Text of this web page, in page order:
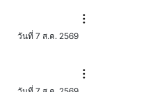
วันที่ 7 ส.ค. 2569